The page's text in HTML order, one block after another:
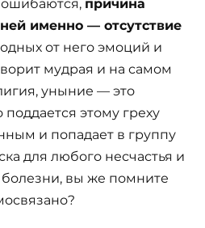
причина
именно — отсутствие
от него эмоций и
мудрая и на самом
уныние — это
этому греху
и попадает в группу
для любого несчастья и
вы же помните